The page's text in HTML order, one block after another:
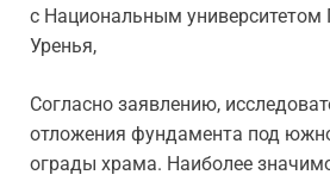
с Национальным университетом
Уренья,
Согласно заявлению,
отложения фундамента под
ограды храма. Наиболее